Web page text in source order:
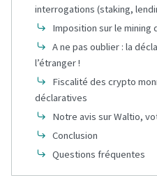
interrogations (staking,
Imposition sur le mining
A ne pas oublier : la
l’étranger !
Fiscalité des crypto
déclaratives
Notre avis sur Waltio,
Conclusion
Questions fréquentes